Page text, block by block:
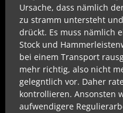
Ursache, dass nämlich
zu stramm untersteht
drückt. Es muss nämlich
Stock und
bei einem Transport
mehr richtig, also nicht
gelegntlich vor. Daher
kontrollieren. Ansonsten
aufwendigere